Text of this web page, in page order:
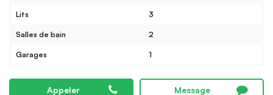
Lits 3
Salles de bain 2
Garages 1
Appeler Message